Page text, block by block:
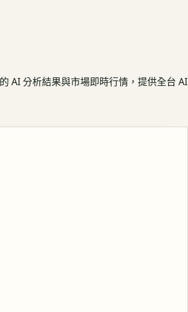
AI 分析結果與市場即時行情，提供全台 AI